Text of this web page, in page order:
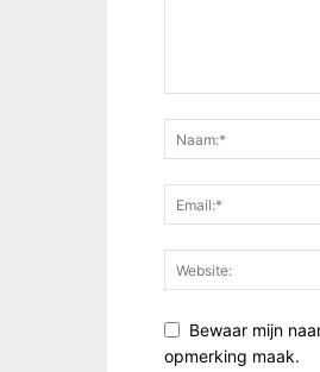
Bewaar mijn
opmerking maak.